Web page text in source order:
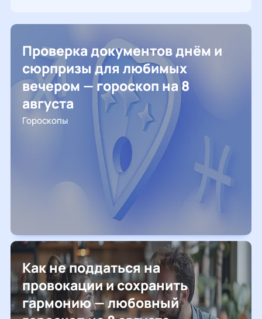
Проверка документов днём и
сюрпризы для любимых
вечером — гороскоп на 8
августа
Гороскопы
Как не поддаться на
провокации и сохранить
гармонию — любовный